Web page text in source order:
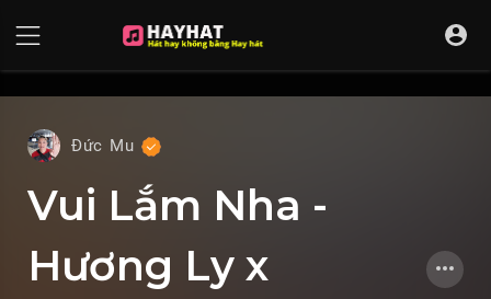
Đức Mu
Vui Lắm Nha -
Hương Ly x